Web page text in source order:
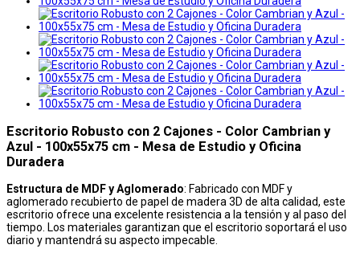
Escritorio Robusto con 2 Cajones - Color Cambrian y
Azul - 100x55x75 cm - Mesa de Estudio y Oficina
Duradera
Estructura de MDF y Aglomerado: Fabricado con MDF y
aglomerado recubierto de papel de madera 3D de alta calidad, este
escritorio ofrece una excelente resistencia a la tensión y al paso del
tiempo. Los materiales garantizan que el escritorio soportará el uso
diario y mantendrá su aspecto impecable.